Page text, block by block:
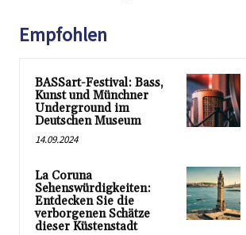
Empfohlen
BASSart-Festival: Bass,
Kunst und Münchner
Underground im
Deutschen Museum
14.09.2024
La Coruna
Sehenswürdigkeiten:
Entdecken Sie die
verborgenen Schätze
dieser Küstenstadt